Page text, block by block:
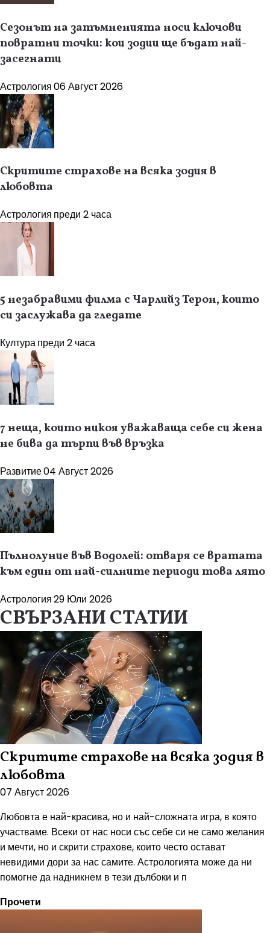
Сезонът на затъмненията носи ключови
повратни точки: кои зодии ще бъдат най-
засегнати
Астрология06 Август 2026
Скритите страхове на всяка зодия в
любовта
Астрология преди 2 часа
5 незабравими филма с Чарлийз Терон, които
си заслужава да гледате
Културапреди 2 часа
7 неща, които никоя уважаваща себе си жена
не бива да търпи във връзка
Развитие04 Август 2026
Пълнолуние във Водолей: отваря се вратата
към един от най-силните периоди това лято
Астрология29 Юли 2026
СВЪРЗАНИ СТАТИИ
Скритите страхове на всяка зодия в
любовта
07 Август 2026
Любовта е най-красива, но и най-сложната игра, в която
участваме. Всеки от нас носи със себе си не само желания
и мечти, но и скрити страхове, които често остават
невидими дори за нас самите. Астрологията може да ни
помогне да надникнем в тези дълбоки и п
Прочети